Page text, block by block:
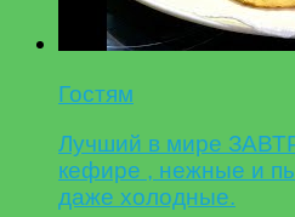
Гостям
Лучший в мире
кефире , нежные и
даже холодные.